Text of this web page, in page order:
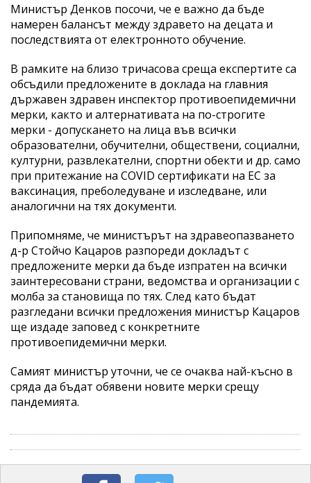
Министър Денков посочи, че е важно да бъде
намерен балансът между здравето на децата и
последствията от електронното обучение.
В рамките на близо тричасова среща експертите са
обсъдили предложените в доклада на главния
държавен здравен инспектор противоепидемични
мерки, както и алтернативата на по-строгите
мерки - допускането на лица във всички
образователни, обучителни, обществени, социални,
културни, развлекателни, спортни обекти и др. само
при притежание на COVID сертификати на ЕС за
ваксинация, преболедуване и изследване, или
аналогични на тях документи.
Припомняме, че министърът на здравеопазването
д-р Стойчо Кацаров разпореди докладът с
предложените мерки да бъде изпратен на всички
заинтересовани страни, ведомства и организации с
молба за становища по тях. След като бъдат
разгледани всички предложения министър Кацаров
ще издаде заповед с конкретните
противоепидемични мерки.
Самият министър уточни, че се очаква най-късно в
сряда да бъдат обявени новите мерки срещу
пандемията.